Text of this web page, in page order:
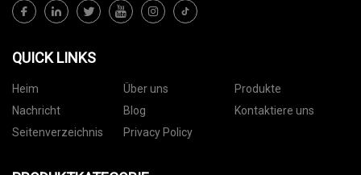
QUICK LINKS
Heim Über uns
Produkte
Nachricht
Blog
Kontaktiere uns
Seitenverzeichnis
Privacy Policy